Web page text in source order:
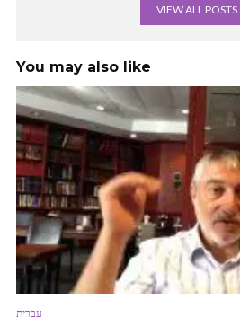
VIEW ALL POSTS
You may also like
עברית